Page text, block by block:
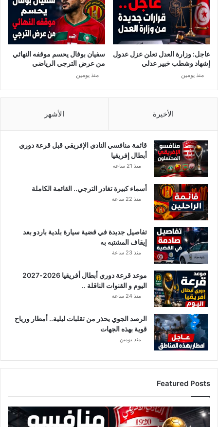
عاجل: وزارة العدل تعلن عزل عدول
إشهاد وشطب خبير عدلي
منذ يومين
سفيان بوفال يحسم موقفه النهائي
من عرض الترجي الرياضي
منذ يومين
الأخيرة الأشهر
قائمة منافسي النادي الإفريقي قبل قرعة دوري
أبطال إفريقيا
منذ 21 ساعة
أسماء كبيرة تغادر الترجي.. القائمة الكاملة
منذ 22 ساعة
تفاصيل جديدة في قضية سيارة بلدية باردو بعد
إيقاف المشتبه به
منذ 23 ساعة
موعد قرعة دوري أبطال أفريقيا 2026-2027
اليوم و القنوات الناقلة ..
منذ 24 ساعة
الرصد الجوي يحذر من تقلبات ليلية.. أمطار ورياح
قوية بهذه الجهات
منذ يومين
Featured Posts
قائمة
منافسي